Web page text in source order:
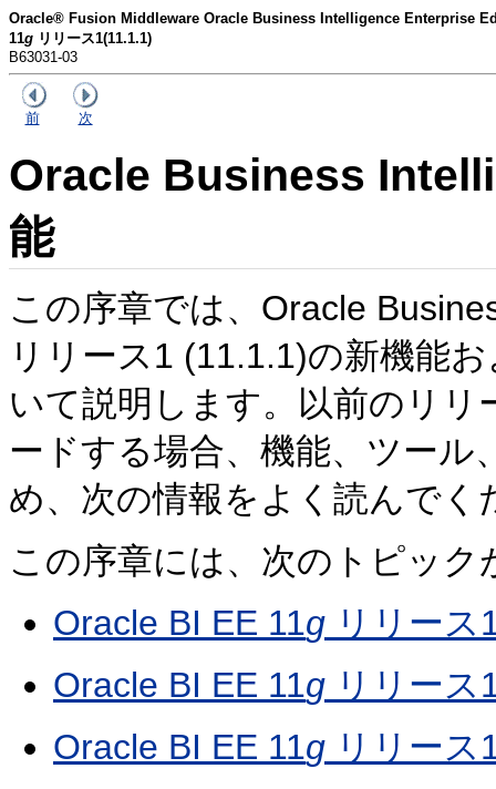
Oracle® Fusion Middleware Oracle Business Intelligence Enterprise
11g リリース1(11.1.1)
B63031-03
前 次
Oracle Business
能
この序章では、Oracle
リリース1 (11.1.1)の新機能
いて説明します。以前のリ
ードする場合、機能、ツー
め、次の情報をよく読んでく
この序章には、次のトピッ
Oracle BI EE 11g リリース
Oracle BI EE 11g リリース
Oracle BI EE 11g リリース